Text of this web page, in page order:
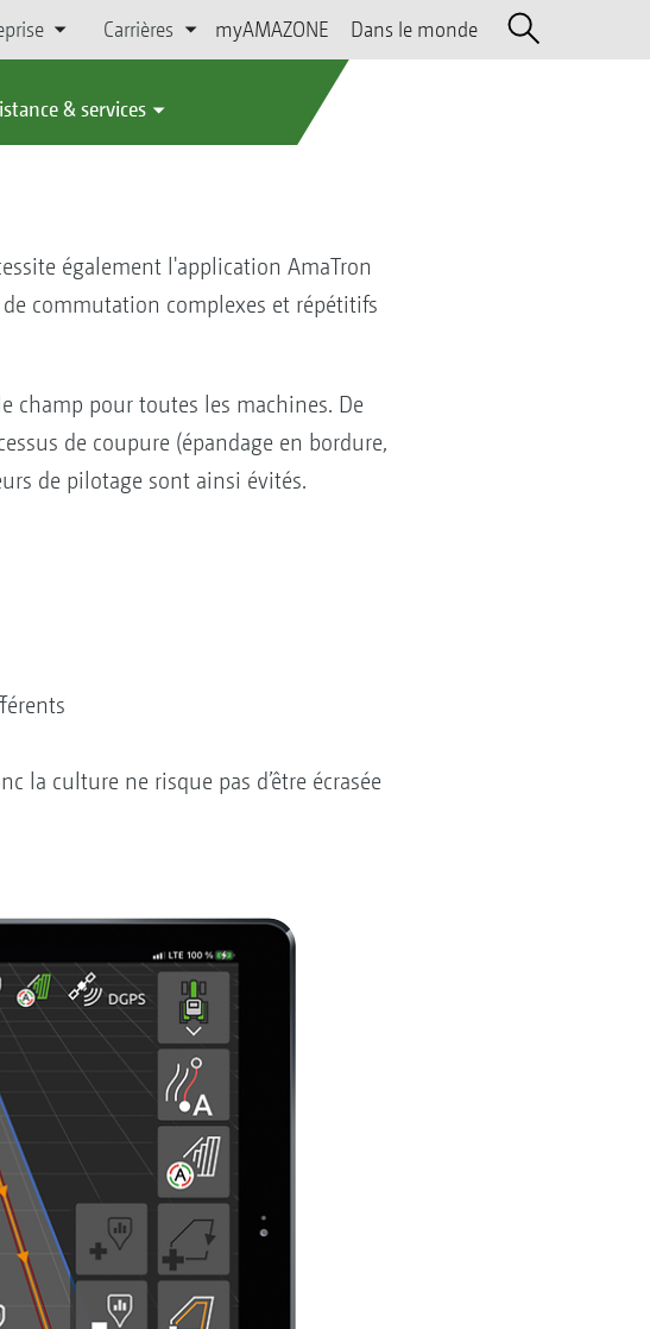
Carrières myAMAZONE Dans le monde
& services
également l'application AmaTron
commutation complexes et répétitifs
champ pour toutes les machines. De
de coupure (épandage en bordure,
de pilotage sont ainsi évités.
la culture ne risque pas d’être écrasée